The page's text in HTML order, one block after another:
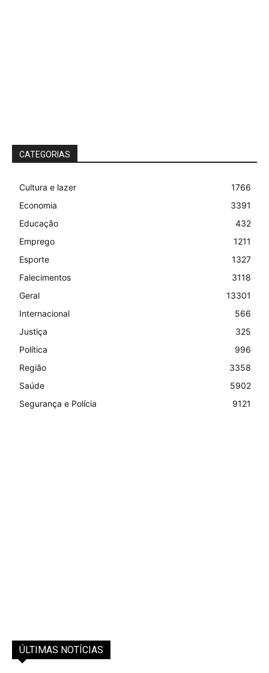
CATEGORIAS
Cultura e lazer
1766
Economia
3391
Educação
432
Emprego
1211
Esporte
1327
Falecimentos
3118
Geral
13301
Internacional
566
Justiça
325
Política
996
Região
3358
Saúde
5902
Segurança e Polícia
9121
ÚLTIMAS NOTÍCIAS